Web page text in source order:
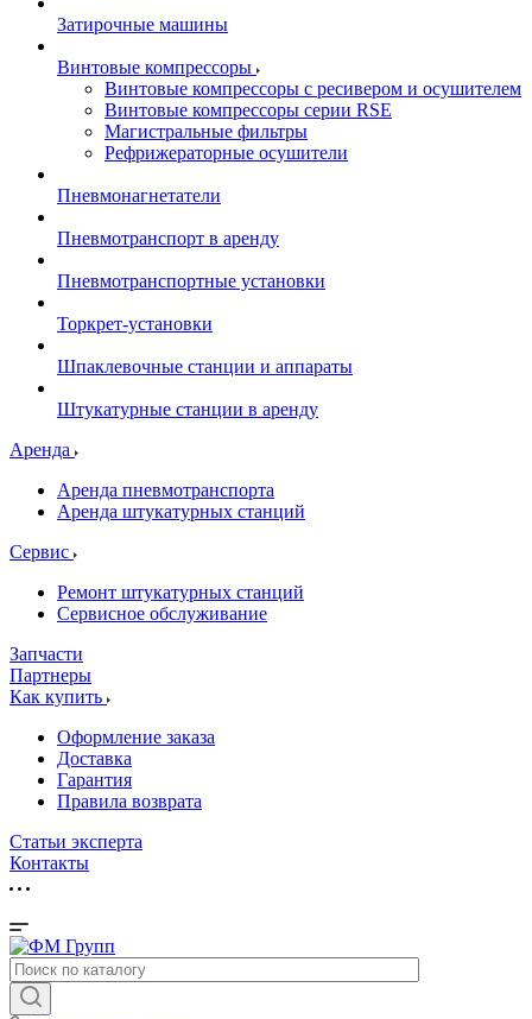
Затирочные машины
Винтовые компрессоры
Винтовые компрессоры с ресивером и осушителем
Винтовые компрессоры серии RSE
Магистральные фильтры
Рефрижераторные осушители
Пневмонагнетатели
Пневмотранспорт в аренду
Пневмотранспортные установки
Торкрет-установки
Шпаклевочные станции и аппараты
Штукатурные станции в аренду
Аренда
Аренда пневмотранспорта
Аренда штукатурных станций
Сервис
Ремонт штукатурных станций
Сервисное обслуживание
Запчасти
Партнеры
Как купить
Оформление заказа
Доставка
Гарантия
Правила возврата
Статьи эксперта
Контакты